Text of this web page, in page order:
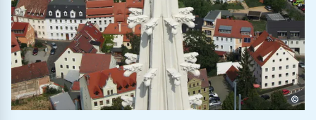
©